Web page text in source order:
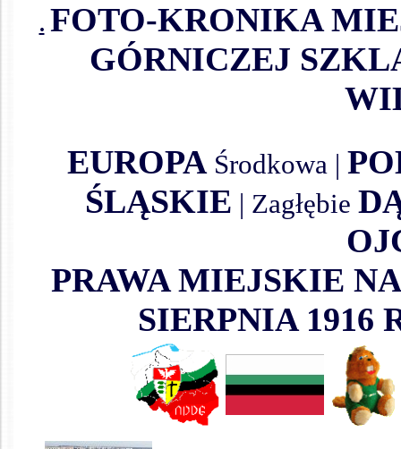
. FOTO-KRONIKA
GÓRNICZEJ
EUROPAŚrodkowa |
ŚLĄSKIE | Zagłębie
PRAWA MIEJSKIE
SIERPNIA 1916